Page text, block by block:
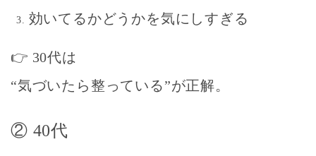
効いてるかどうかを気にしすぎる
👉 30代は
“気づいたら整っている”が正解。
② 40代